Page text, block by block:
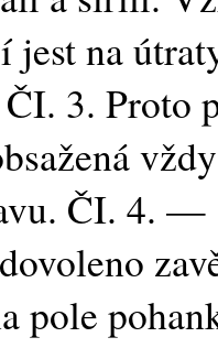
jest na
3. Proto
ČI. 4. —
pole